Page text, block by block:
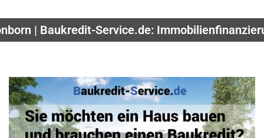
| Baukredit-Service.de: